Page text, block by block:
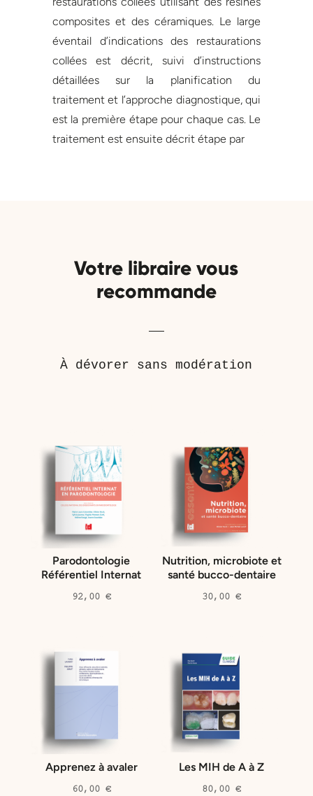
composites et des céramiques. Le large
éventail d’indications des restaurations
collées est décrit, suivi d’instructions
détaillées sur la planification du
traitement et l’approche diagnostique, qui
est la première étape pour chaque cas. Le
traitement est ensuite décrit étape par
Votre libraire vous
recommande
À dévorer sans modération
Parodontologie
Référentiel Internat
92,00 €
Nutrition, microbiote et
santé bucco-dentaire
30,00€
Apprenez à avaler
60,00 €
Les MIH de A à Z
80,00€